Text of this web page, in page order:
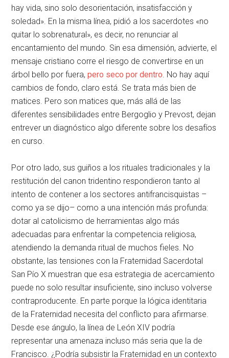
hay vida, sino solo desorientación, insatisfacción y
soledad». En la misma línea, pidió a los sacerdotes «no
quitar lo sobrenatural», es decir, no renunciar al
encantamiento del mundo. Sin esa dimensión, advierte, el
mensaje cristiano corre el riesgo de convertirse en un
árbol bello por fuera,pero seco por dentro . No hay aquí
cambios de fondo, claro está. Se trata más bien de
matices. Pero son matices que, más allá de las
diferentes sensibilidades entre Bergoglio y Prevost, dejan
entrever un diagnóstico algo diferente sobre los desafíos
en curso.
Por otro lado, sus guiños a los rituales tradicionales y la
restitución del canon tridentino respondieron tanto al
intento de contener a los sectores antifrancisquistas –
como ya se dijo– como a una intención más profunda:
dotar al catolicismo de herramientas algo más
adecuadas para enfrentar la competencia religiosa,
atendiendo la demanda ritual de muchos fieles. No
obstante, las tensiones con la Fraternidad Sacerdotal
San Pío X muestran que esa estrategia de acercamiento
puede no solo resultar insuficiente, sino incluso volverse
contraproducente. En parte porque la lógica identitaria
de la Fraternidad necesita del conflicto para afirmarse.
Desde ese ángulo, la línea de León XIV podría
representar una amenaza incluso más seria que la de
Francisco. ¿Podría subsistir la Fraternidad en un contexto